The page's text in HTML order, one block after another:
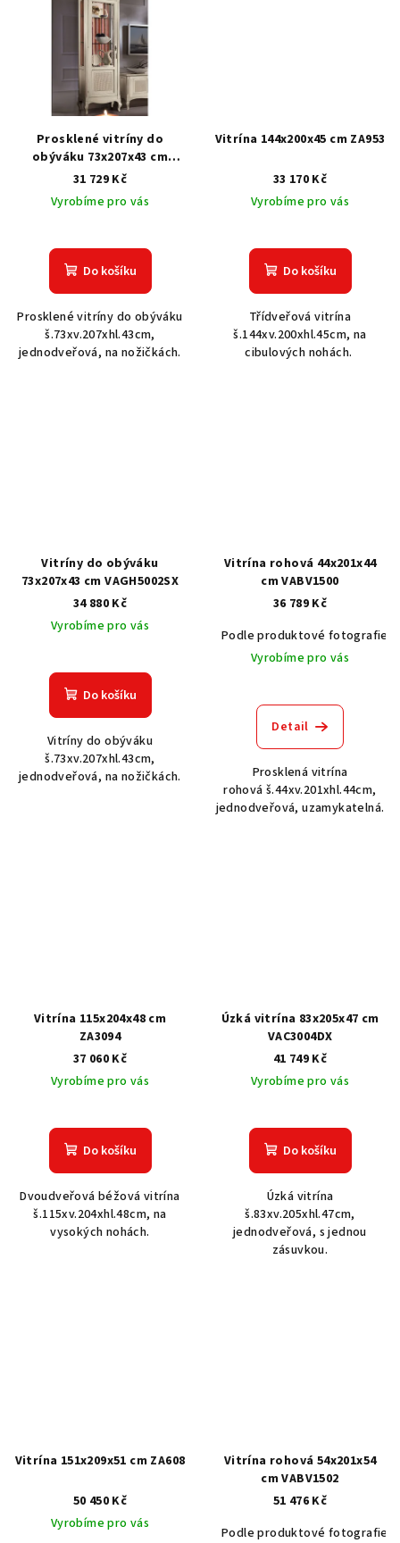
Prosklené vitríny do
obýváku 73x207x43 cm
VAGH5001DX
31 729 Kč
Vyrobíme pro vás
Do košíku
Prosklené vitríny do obýváku
š.73xv.207xhl.43cm,
jednodveřová, na nožičkách.
Vitrína 144x200x45 cm ZA953
33 170 Kč
Vyrobíme pro vás
Do košíku
Třídveřová vitrína
š.144xv.200xhl.45cm, na
cibulových nohách.
Vitríny do obýváku
73x207x43 cm VAGH5002SX
34 880 Kč
Vyrobíme pro vás
Do košíku
Vitríny do obýváku
š.73xv.207xhl.43cm,
jednodveřová, na nožičkách.
Vitrína rohová 44x201x44
cm VABV1500
36 789 Kč
Podle produktové fotografie
Vyrobíme pro vás
Detail
Prosklená vitrína
rohová š.44xv.201xhl.44cm,
jednodveřová, uzamykatelná.
Vitrína 115x204x48 cm
ZA3094
37 060 Kč
Vyrobíme pro vás
Do košíku
Dvoudveřová béžová vitrína
š.115xv.204xhl.48cm, na
vysokých nohách.
Úzká vitrína 83x205x47 cm
VAC3004DX
41 749 Kč
Vyrobíme pro vás
Do košíku
Úzká vitrína
š.83xv.205xhl.47cm,
jednodveřová, s jednou
zásuvkou.
Vitrína 151x209x51 cm ZA608
50 450 Kč
Vyrobíme pro vás
Vitrína rohová 54x201x54
cm VABV1502
51 476 Kč
Podle produktové fotografie